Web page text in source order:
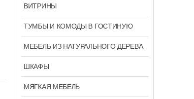
ВИТРИНЫ
ТУМБЫ И КОМОДЫ В ГОСТИНУЮ
МЕБЕЛЬ ИЗ НАТУРАЛЬНОГО ДЕРЕВА
ШКАФЫ
МЯГКАЯ МЕБЕЛЬ